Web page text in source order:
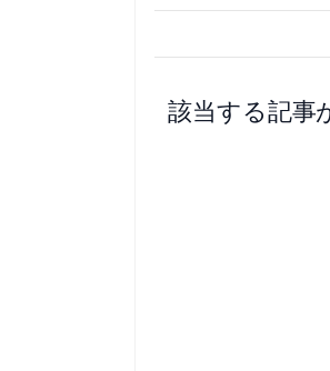
該当する記事